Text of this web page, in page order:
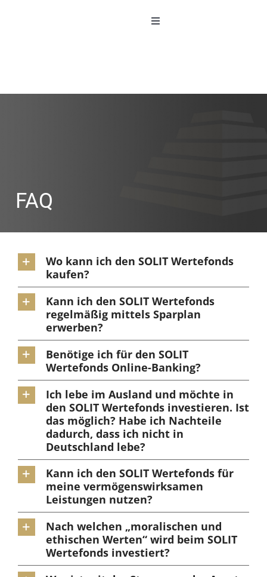
Toggle
DEPOTERÖFFNUNG
FAQ
Wo kann ich den SOLIT Wertefonds
kaufen?
Kann ich den SOLIT Wertefonds
regelmäßig mittels Sparplan
erwerben?
Benötige ich für den SOLIT
Wertefonds Online-Banking?
Ich lebe im Ausland und möchte in
den SOLIT Wertefonds investieren. Ist
das möglich? Habe ich Nachteile
dadurch, dass ich nicht in
Deutschland lebe?
Kann ich den SOLIT Wertefonds für
meine vermögenswirksamen
Leistungen nutzen?
Nach welchen „moralischen und
ethischen Werten“ wird beim SOLIT
Wertefonds investiert?